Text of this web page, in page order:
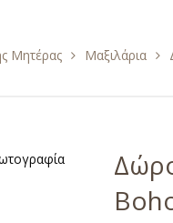
Μητέρας Μαξιλάρια